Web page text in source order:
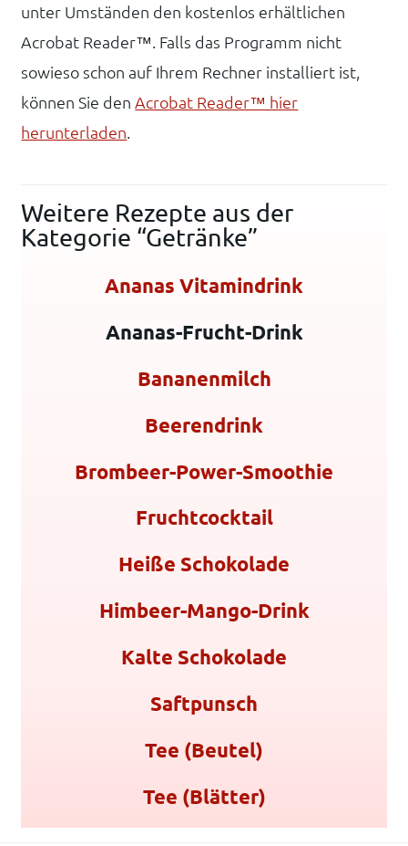
unter Umständen den kostenlos erhältlichen
Acrobat Reader™. Falls das Programm nicht
sowieso schon auf Ihrem Rechner installiert ist,
können Sie denAcrobat Reader™ hier
herunterladen.
Weitere Rezepte aus der
Kategorie “Getränke”
Ananas Vitamindrink
Ananas-Frucht-Drink
Bananenmilch
Beerendrink
Brombeer-Power-Smoothie
Fruchtcocktail
Heiße Schokolade
Himbeer-Mango-Drink
Kalte Schokolade
Saftpunsch
Tee (Beutel)
Tee (Blätter)